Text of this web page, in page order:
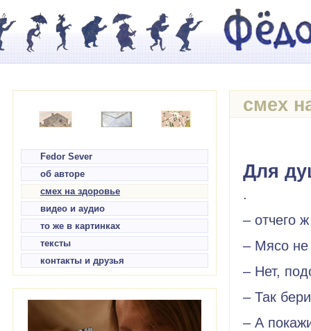
Fedor Sever
об авторе
смех на здоровье
видео и аудио
то же в картинках
тексты
контакты и друзья
смех
Для
.
– отчего
– Мясо не
– Нет,
– Так
– А